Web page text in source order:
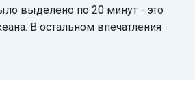
выделено по 20 минут - это
В остальном впечатления